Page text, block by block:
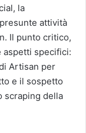
la
attività
Il punto critico,
aspetti specifici:
Artisan per
e il sospetto
scraping della